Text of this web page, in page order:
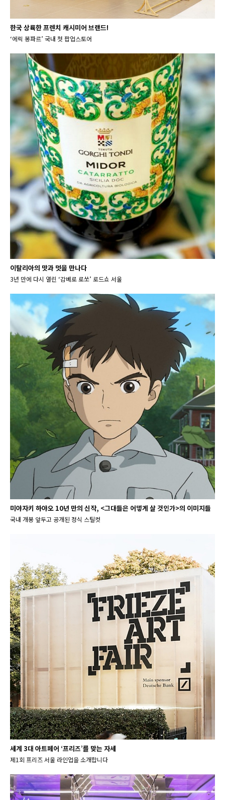
한국 상륙한 프렌치 캐시미어 브랜드!
‘에릭 봉파르’ 국내 첫 팝업스토어
이탈리아의 맛과 멋을 만나다
3년 만에 다시 열린 ‘감베로 로쏘’ 로드쇼 서울
미야자키 하야오 10년 만의 신작, <그대들은 어떻게 살 것인가>의 이미지들
국내 개봉 앞두고 공개된 정식 스틸컷
세계 3대 아트페어 ‘프리즈’를 맞는 자세
제1회 프리즈 서울 라인업을 소개합니다